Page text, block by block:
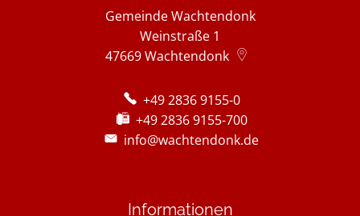
Gemeinde Wachtendonk
Weinstraße 1
47669Wachtendonk
+49 2836 9155-0
+49 2836 9155-700
info@wachtendonk.de
Informationen